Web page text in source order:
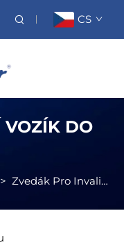
CS
VOZÍK DO
> Zvedák Pro Invalidní Vozík